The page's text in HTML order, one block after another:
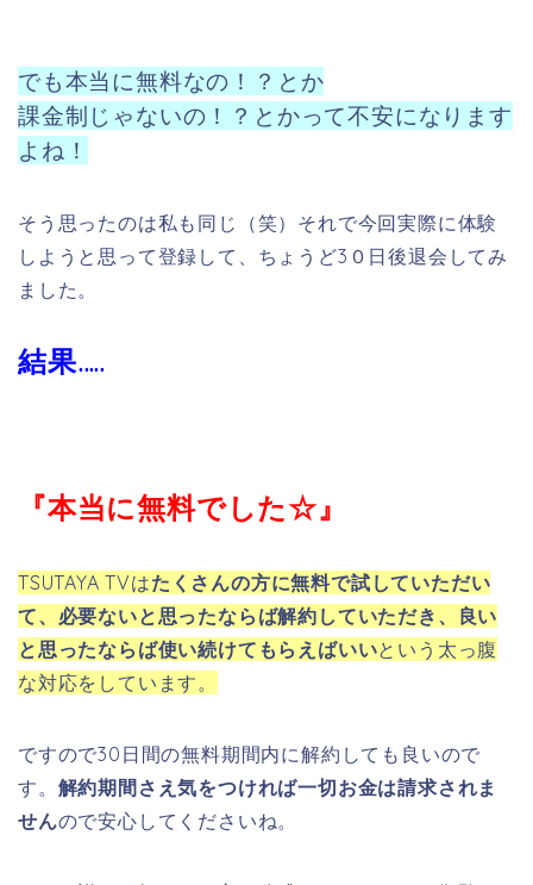
でも本当に無料なの！？とか
課金制じゃないの！？とかって不安になります
よね！
そう思ったのは私も同じ（笑）それで今回実際に体験
しようと思って登録して、ちょうど3０日後退会してみ
ました。
結果…..
『本当に無料でした☆』
TSUTAYA TVはたくさんの方に無料で試していただい
て、必要ないと思ったならば解約していただき、良い
と思ったならば使い続けてもらえばいいという太っ腹
な対応をしています。
ですので30日間の無料期間内に解約しても良いので
す。 解約期間さえ気をつければ一切お金は請求されま
せんので安心してくださいね。